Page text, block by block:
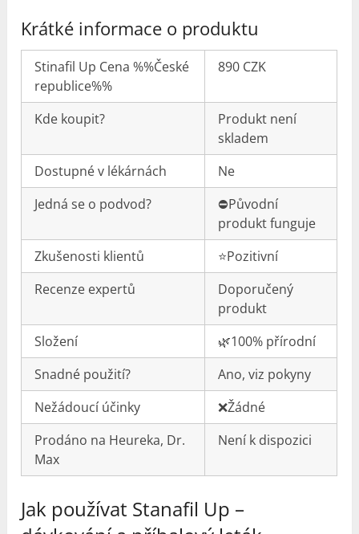
Krátké informace o produktu
Stinafil Up Cena %%České
republice%%
890 CZK
Kde koupit?
Produkt není
skladem
Dostupné v lékárnách
Ne
Jedná se o podvod?
⛔️Původní
produkt funguje
Zkušenosti klientů
⭐️Pozitivní
Recenze expertů
Doporučený
produkt
Složení
🌿100% přírodní
Snadné použití?
Ano, viz pokyny
Nežádoucí účinky
❌Žádné
Prodáno na Heureka, Dr.
Max
Není k dispozici
Jak používat Stanafil Up –